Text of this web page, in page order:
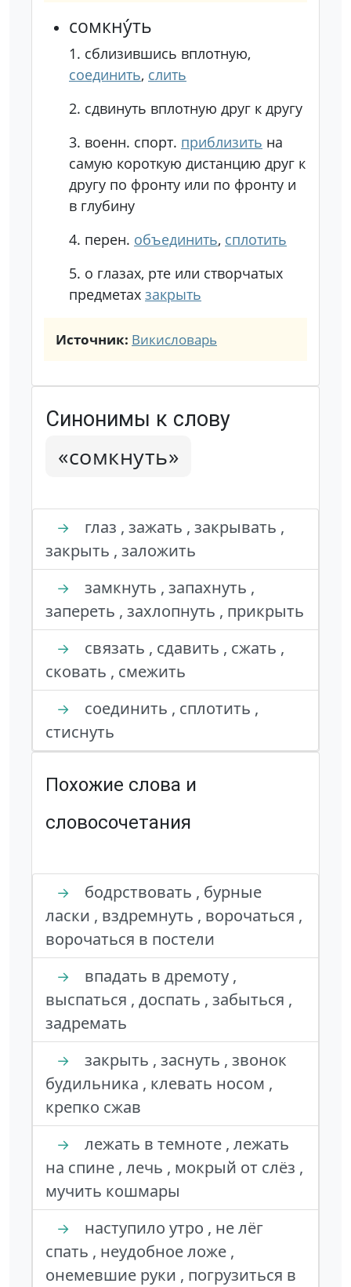
сомкну́ть
1. сблизившись вплотную,
соединить, слить
2. сдвинуть вплотную друг к другу
3. военн. спорт. приблизить на
самую короткую дистанцию друг к
другу по фронту или по фронту и
в глубину
4. перен. объединить, сплотить
5. о глазах, рте или створчатых
предметах закрыть
Источник: Викисловарь
Синонимы к слову
«сомкнуть»
→
глаз , зажать , закрывать ,
закрыть , заложить
→
замкнуть , запахнуть ,
запереть , захлопнуть , прикрыть
→
связать , сдавить , сжать ,
сковать , смежить
→
соединить , сплотить ,
стиснуть
Похожие слова и
словосочетания
→
бодрствовать , бурные
ласки , вздремнуть , ворочаться ,
ворочаться в постели
→
впадать в дремоту ,
выспаться , доспать , забыться ,
задремать
→
закрыть , заснуть , звонок
будильника , клевать носом ,
крепко сжав
→
лежать в темноте , лежать
на спине , лечь , мокрый от слёз ,
мучить кошмары
→
наступило утро , не лёг
спать , неудобное ложе ,
онемевшие руки , погрузиться в